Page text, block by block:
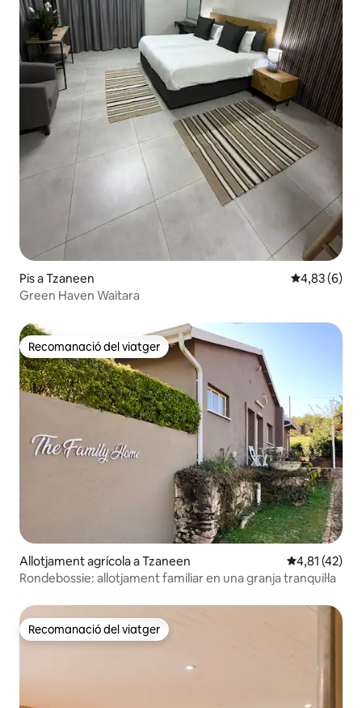
Pis a Tzaneen 4,83 de
4,83 (6)
Green Haven Waitara
Recomanació del viatger
Recomanació del viatger
Allotjament agrícola a Tzaneen 4,81 de
4,81 (42)
Rondebossie: allotjament familiar en una granja tranquil·la
Recomanació del viatger
Recomanació del viatger